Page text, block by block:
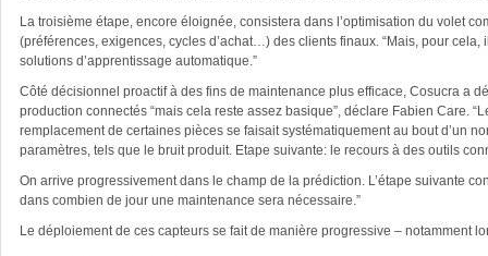
La troisième étape, encore éloignée, consistera dans l’optimisation du volet
(préférences, exigences, cycles d’achat…) des clients finaux. “Mais, pour
solutions d’apprentissage automatique.”
Côté décisionnel proactif à des fins de maintenance plus efficace, Cosucra a
production connectés “mais cela reste assez basique”, déclare Fabien Care.
remplacement de certaines pièces se faisait systématiquement au bout d’un
paramètres, tels que le bruit produit. Etape suivante: le recours à des outils
On arrive progressivement dans le champ de la prédiction. L’étape suivante
dans combien de jour une maintenance sera nécessaire.”
Le déploiement de ces capteurs se fait de manière progressive – notamment